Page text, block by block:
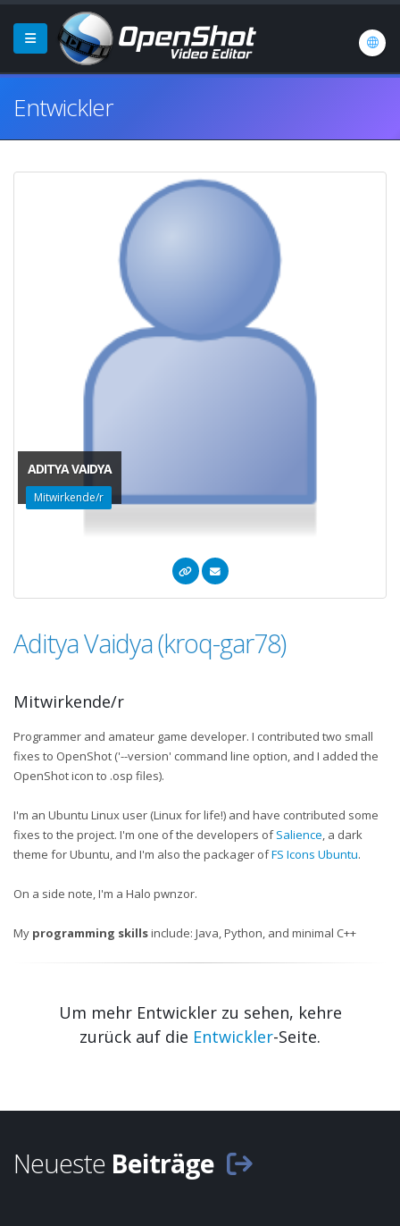
Entwickler
ADITYA VAIDYA
Mitwirkende/r
Aditya Vaidya (kroq-gar78)
Mitwirkende/r
Programmer and amateur game developer. I contributed two small
fixes to OpenShot ('--version' command line option, and I added the
OpenShot icon to .osp files).
I'm an Ubuntu Linux user (Linux for life!) and have contributed some
fixes to the project. I'm one of the developers ofSalience, a dark
theme for Ubuntu, and I'm also the packager ofFS Icons Ubuntu.
On a side note, I'm a Halo pwnzor.
My programming skillsinclude: Java, Python, and minimal C++
Um mehr Entwickler zu sehen, kehre
zurück auf die Entwickler-Seite.
Neueste Beiträge